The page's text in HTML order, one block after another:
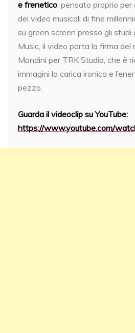
e frenetico, pensato proprio per
dei video musicali di fine
su green screen presso gli
Music, il video porta la firma del
Mondini per TRK Studio, che è
immagini la carica ironica e
pezzo.
Guarda il videoclip su YouTube:
https://www.youtube.com/